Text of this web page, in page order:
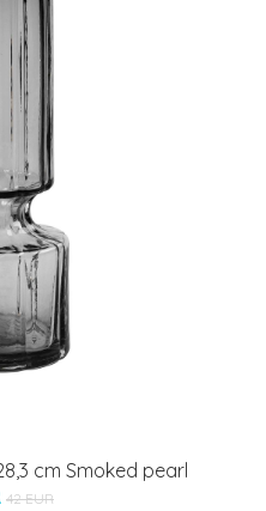
cm Smoked pearl
42 EUR